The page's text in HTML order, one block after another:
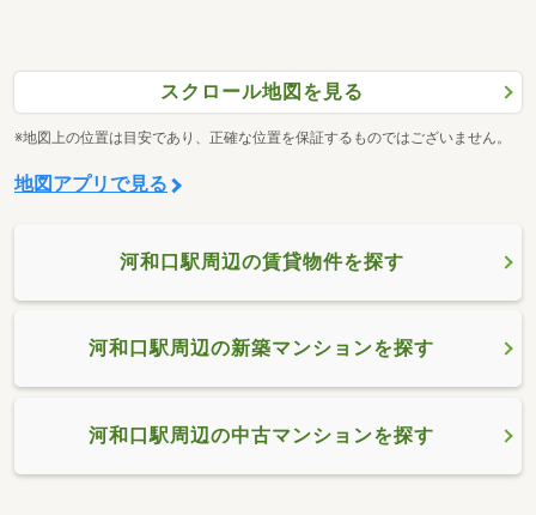
スクロール地図を見る
※地図上の位置は目安であり、正確な位置を保証するものではございません。
地図アプリで見る
河和口駅周辺の賃貸物件を探す
河和口駅周辺の新築マンションを探す
河和口駅周辺の中古マンションを探す